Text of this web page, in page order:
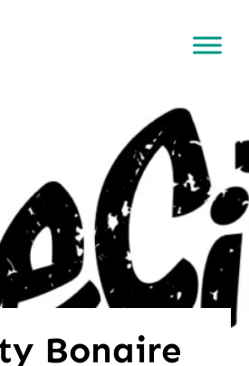
Bonaire